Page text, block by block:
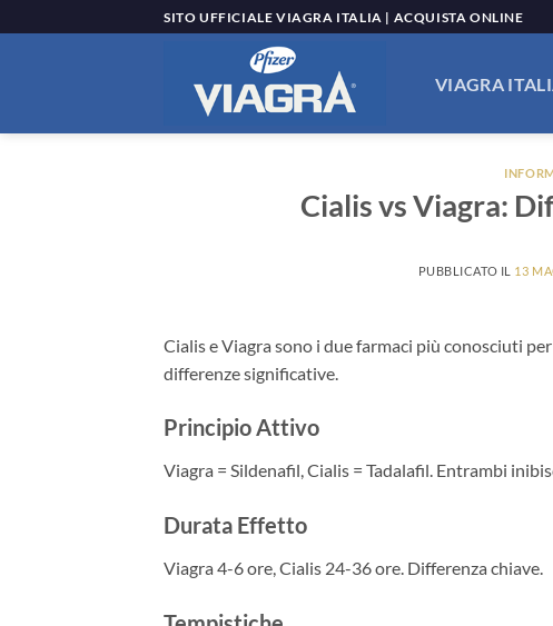
ai
SITO UFFICIALE VIAGRA ITALIA | ACQUISTA ONLINE
VIAGRA
Cialis vs Viagra:
PUBBLICATO IL 13
Cialis e Viagra sono i due farmaci più conosciuti
differenze significative.
Principio Attivo
Viagra = Sildenafil, Cialis = Tadalafil. Entrambi
Durata Effetto
Viagra 4-6 ore, Cialis 24-36 ore. Differenza chiave.